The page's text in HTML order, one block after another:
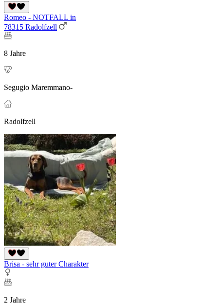
Romeo - NOTFALL in
78315 Radolfzell
8 Jahre
Segugio Maremmano-
Radolfzell
Brisa - sehr guter Charakter
2 Jahre